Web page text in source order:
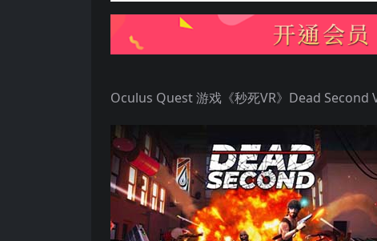
Oculus Quest 游戏《秒死VR》Dead Second